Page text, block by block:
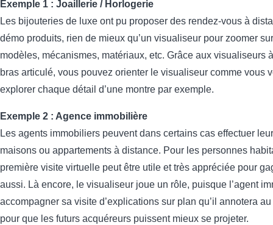
Exemple 1 : Joaillerie / Horlogerie
Les bijouteries de luxe ont pu proposer des rendez-vous à
démo produits, rien de mieux qu’un visualiseur pour zoomer
modèles, mécanismes, matériaux, etc. Grâce aux visualiseurs
bras articulé, vous pouvez orienter le visualiseur comme vous
explorer chaque détail d’une montre par exemple.
Exemple 2 : Agence immobilière
Les agents immobiliers peuvent dans certains cas effectuer
maisons ou appartements à distance. Pour les personnes
première visite virtuelle peut être utile et très appréciée pour
aussi. Là encore, le visualiseur joue un rôle, puisque l’agent
accompagner sa visite d’explications sur plan qu’il annotera
pour que les futurs acquéreurs puissent mieux se projeter.